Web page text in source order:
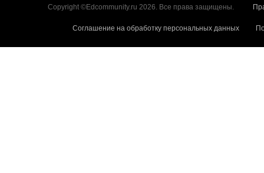
Copyright ©Edcommunity.ru 2026. Все права защищены.
Соглашение на обработку персональных данных